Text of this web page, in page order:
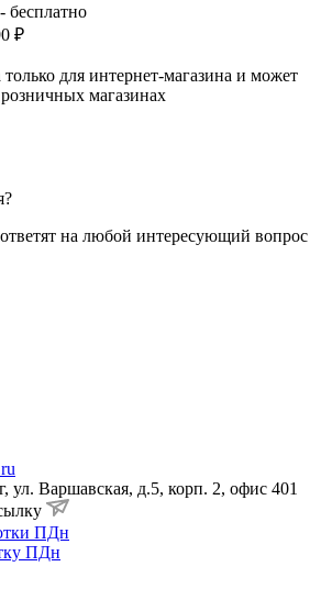
бесплатно
₽
для интернет-магазина и может
магазинах
на любой интересующий вопрос
ул. Варшавская, д.5, корп. 2, офис 401
ПДн
ПДн